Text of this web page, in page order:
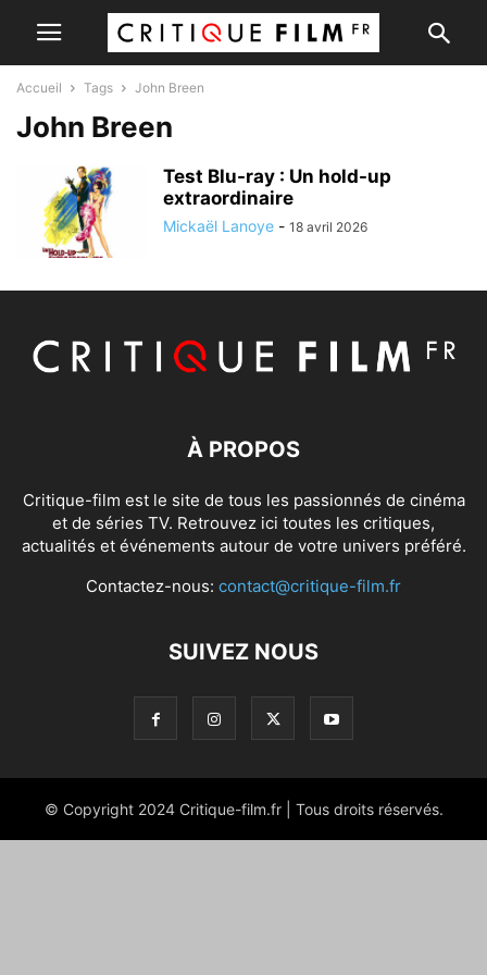
Accueil Tags John Breen
John Breen
Test Blu-ray : Un hold-up
extraordinaire
Mickaël Lanoye - 18 avril 2026
À PROPOS
Critique-film est le site de tous les passionnés de cinéma
et de séries TV. Retrouvez ici toutes les critiques,
actualités et événements autour de votre univers préféré.
Contactez-nous: contact@critique-film.fr
SUIVEZ NOUS
© Copyright 2024 Critique-film.fr | Tous droits réservés.